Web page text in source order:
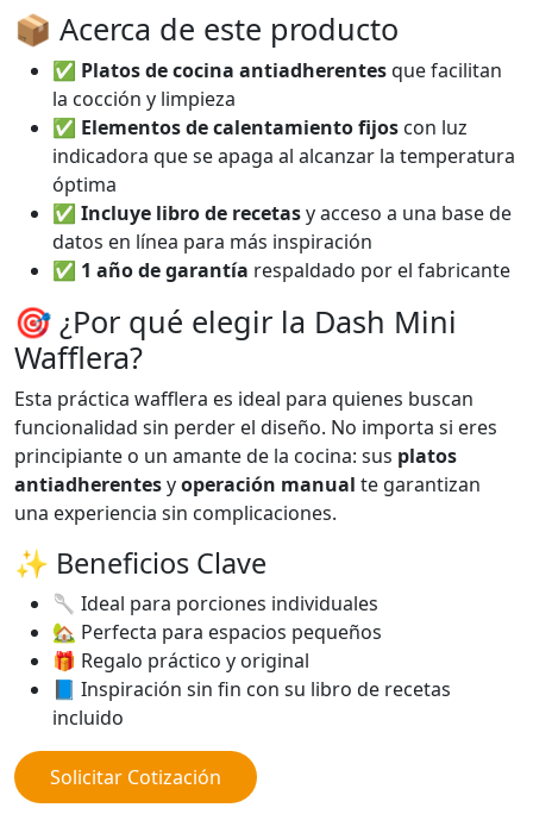
📦 Acerca de este producto
✅ Platos de cocina antiadherentesque facilitan
la cocción y limpieza
✅ Elementos de calentamiento fijos con luz
indicadora que se apaga al alcanzar la temperatura
óptima
✅ Incluye libro de recetasy acceso a una base de
datos en línea para más inspiración
✅ 1 año de garantía respaldado por el fabricante
🎯 ¿Por qué elegir la Dash Mini
Wafflera?
Esta práctica wafflera es ideal para quienes buscan
funcionalidad sin perder el diseño. No importa si eres
principiante o un amante de la cocina: sus platos
antiadherentesyoperación manual te garantizan
una experiencia sin complicaciones.
✨ Beneficios Clave
🥄 Ideal para porciones individuales
🏡 Perfecta para espacios pequeños
🎁 Regalo práctico y original
📘 Inspiración sin fin con su libro de recetas
incluido
Solicitar Cotización